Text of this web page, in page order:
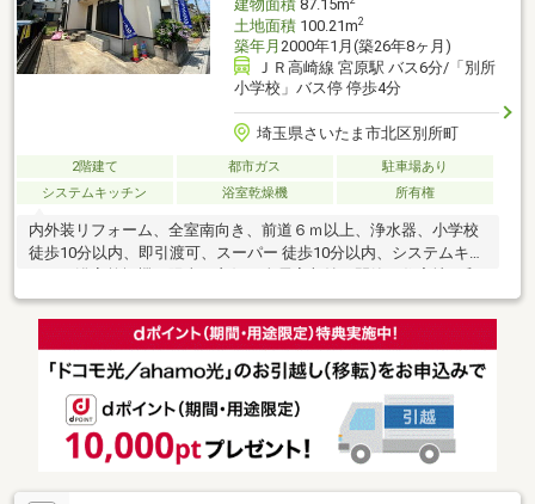
建物面積87.15m
土地面積100.21m2
築年月 2000年1月(築26年8ヶ月)
ＪＲ高崎線 宮原駅 バス6分/「別所
小学校」バス停 停歩4分
埼玉県さいたま市北区別所町
2階建て 都市ガス
駐車場あり
システムキッチン
浴室乾燥機 所有権
内外装リフォーム、全室南向き、前道６ｍ以上、浄水器、小学校
徒歩10分以内、即引渡可、スーパー 徒歩10分以内、システムキッ
室、整形地、シャワー付洗面化粧台、ワイドバルコニー、トイレ
２ヶ所、２階建、南面バルコニー、温水洗浄便座、床下収納、浴
室に窓、ＴＶモニタ付インターホン、都市ガス、平坦地